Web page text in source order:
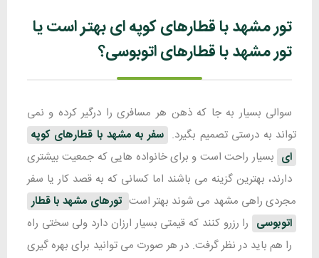
تور مشهد با قطارهای کوپه ای بهتر است یا
تور مشهد با قطارهای اتوبوسی؟
سوالی بسیار به جا که ذهن هر مسافری را درگیر کرده و نمی
تواند به درستی تصمیم بگیرد. سفر به مشهد با قطارهای کوپه
ای بسیار راحت است و برای خانواده هایی که جمعیت بیشتری
دارند، بهترین گزینه می باشند اما کسانی که به قصد کار یا سفر
مجردی راهی مشهد می شوند بهتر است تورهای مشهد با قطار
اتوبوسی را رزرو کنند که قیمتی بسیار ارزان دارد ولی سختی راه
را هم باید در نظر گرفت. در هر صورت می توانید برای بهره گیری